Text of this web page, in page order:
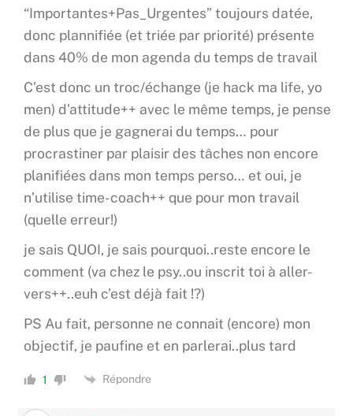
“Importantes+Pas_Urgentes” toujours datée,
donc plannifiée (et triée par priorité) présente
dans 40% de mon agenda du temps de travail
C’est donc un troc/échange (je hack ma life, yo
men) d’attitude++ avec le même temps, je pense
de plus que je gagnerai du temps… pour
procrastiner par plaisir des tâches non encore
planifiées dans mon temps perso… et oui, je
n’utilise time-coach++ que pour mon travail
(quelle erreur!)
je sais QUOI, je sais pourquoi..reste encore le
comment (va chez le psy..ou inscrit toi à aller-
vers++..euh c’est déjà fait !?)
PS Au fait, personne ne connait (encore) mon
objectif, je paufine et en parlerai..plus tard
1 Répondre